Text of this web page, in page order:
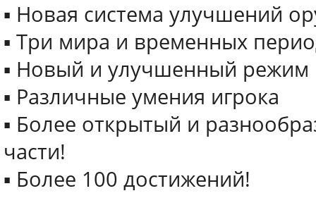
▪ Новая система улучшений
▪ Три мира и временных
▪ Новый и улучшенный
▪ Различные умения игрока
▪ Более открытый и
части!
▪ Более 100 достижений!